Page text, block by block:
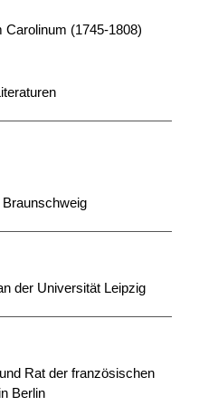
Carolinum (1745-1808)
der Universität Leipzig
Rat der französischen
Berlin